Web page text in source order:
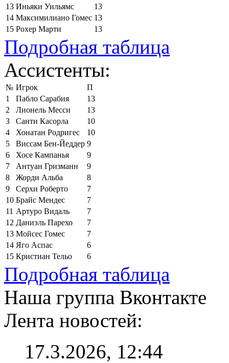
13 Иньяки Уильямс
13
14 Максимилиано Гомес 13
15 Рохер Марти 13
Подробная таблица
Ассистенты:
№ Игрок
П
1
Пабло Сарабия
13
2
Лионель Месси
13
3
Санти Касорла
10
4
Хонатан Родригес
10
5
Виссам Бен-Йеддер 9
6
Хосе Кампанья
9
7
Антуан Гризманн
9
8
Жорди Альба
8
9
Серхи Роберто
7
10 Брайс Мендес
7
11 Артуро Видаль
7
12 Даниэль Парехо
7
13 Мойсес Гомес
7
14 Яго Аспас
6
15 Кристиан Тельо 6
Подробная таблица
Наша группа Вконтакте
Лента новостей:
17.3.2026, 12:44